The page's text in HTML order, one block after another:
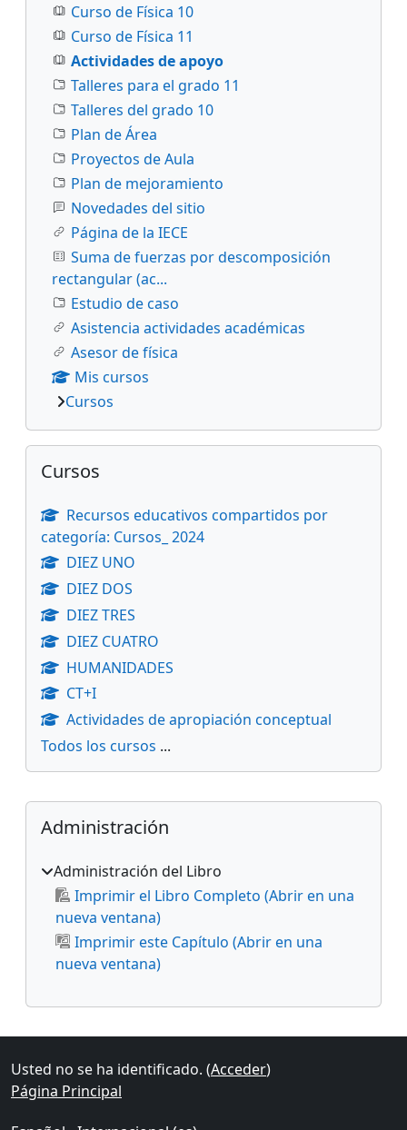
Curso de Física 10
Curso de Física 11
Actividades de apoyo
Talleres para el grado 11
Talleres del grado 10
Plan de Área
Proyectos de Aula
Plan de mejoramiento
Novedades del sitio
Página de la IECE
Suma de fuerzas por descomposición
rectangular (ac...
Estudio de caso
Asistencia actividades académicas
Asesor de física
Mis cursos
Cursos
Salta Cursos
Cursos
Recursos educativos compartidos por
categoría: Cursos_ 2024
DIEZ UNO
DIEZ DOS
DIEZ TRES
DIEZ CUATRO
HUMANIDADES
CT+I
Actividades de apropiación conceptual
Todos los cursos ...
Bloques suplementarios
Salta Administración
Administración
Administración del Libro
Imprimir el Libro Completo (Abrir en una
nueva ventana)
Imprimir este Capítulo (Abrir en una
nueva ventana)
Usted no se ha identificado. (Acceder)
Página Principal